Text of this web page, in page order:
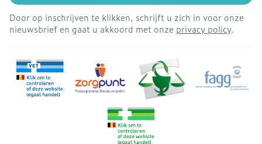
Door op inschrijven te klikken, schrijft u zich in voor onze
nieuwsbrief en gaat u akkoord met onze privacy policy.